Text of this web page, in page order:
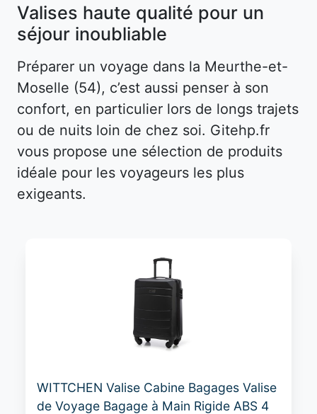
Valises haute qualité pour un
séjour inoubliable
Préparer un voyage dans la Meurthe-et-
Moselle (54), c’est aussi penser à son
confort, en particulier lors de longs trajets
ou de nuits loin de chez soi. Gitehp.fr
vous propose une sélection de produits
idéale pour les voyageurs les plus
exigeants.
WITTCHEN Valise Cabine Bagages Valise
de Voyage Bagage à Main Rigide ABS 4